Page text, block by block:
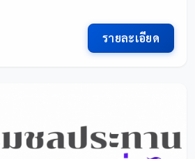
รายละเอียด